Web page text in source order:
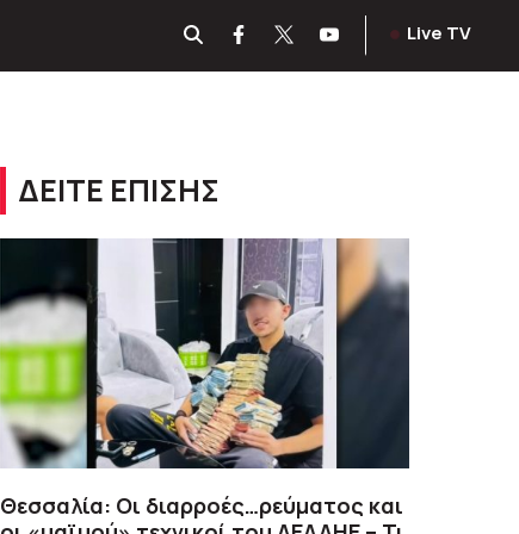
Live TV
ΔΕΙΤΕ ΕΠΙΣΗΣ
Θεσσαλία: Οι διαρροές…ρεύματος και